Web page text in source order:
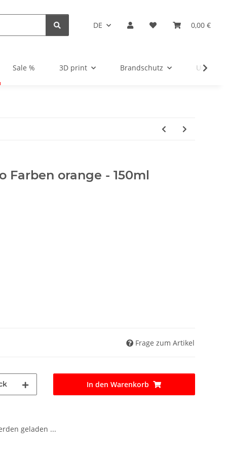
DE 0,00 €
Sale % 3D print Brandschutz
Farben orange - 150ml
Frage zum Artikel
In den Warenkorb
geladen ...